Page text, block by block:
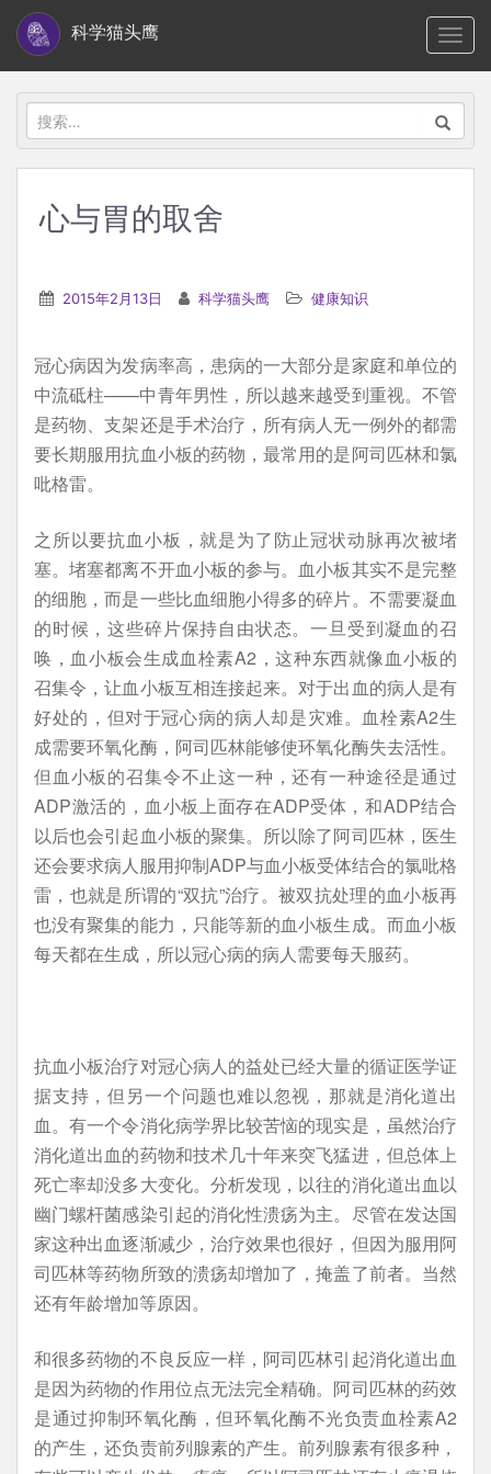
i
科学猫头鹰
搜
索：
心与胃的取舍
2015年2月13日 科学猫头鹰 健康知识
冠心病因为发病率高，患病的一大部分是家庭和单位的
中流砥柱——中青年男性，所以越来越受到重视。不管
是药物、支架还是手术治疗，所有病人无一例外的都需
要长期服用抗血小板的药物，最常用的是阿司匹林和氯
吡格雷。
之所以要抗血小板，就是为了防止冠状动脉再次被堵
塞。堵塞都离不开血小板的参与。血小板其实不是完整
的细胞，而是一些比血细胞小得多的碎片。不需要凝血
的时候，这些碎片保持自由状态。一旦受到凝血的召
唤，血小板会生成血栓素A2，这种东西就像血小板的
召集令，让血小板互相连接起来。对于出血的病人是有
好处的，但对于冠心病的病人却是灾难。血栓素A2生
成需要环氧化酶，阿司匹林能够使环氧化酶失去活性。
但血小板的召集令不止这一种，还有一种途径是通过
ADP激活的，血小板上面存在ADP受体，和ADP结合
以后也会引起血小板的聚集。所以除了阿司匹林，医生
还会要求病人服用抑制ADP与血小板受体结合的氯吡格
雷，也就是所谓的“双抗”治疗。被双抗处理的血小板再
也没有聚集的能力，只能等新的血小板生成。而血小板
每天都在生成，所以冠心病的病人需要每天服药。
抗血小板治疗对冠心病人的益处已经大量的循证医学证
据支持，但另一个问题也难以忽视，那就是消化道出
血。有一个令消化病学界比较苦恼的现实是，虽然治疗
消化道出血的药物和技术几十年来突飞猛进，但总体上
死亡率却没多大变化。分析发现，以往的消化道出血以
幽门螺杆菌感染引起的消化性溃疡为主。尽管在发达国
家这种出血逐渐减少，治疗效果也很好，但因为服用阿
司匹林等药物所致的溃疡却增加了，掩盖了前者。当然
还有年龄增加等原因。
和很多药物的不良反应一样，阿司匹林引起消化道出血
是因为药物的作用位点无法完全精确。阿司匹林的药效
是通过抑制环氧化酶，但环氧化酶不光负责血栓素A2
的产生，还负责前列腺素的产生。前列腺素有很多种，